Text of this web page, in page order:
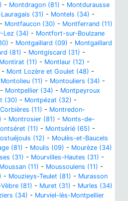
- Montdragon (81) - Montdurausse
(31) - Montels (34) -
- Montfaucon (30) - Montferrand (11)
Lez (34) - Montfort-sur-Boulzane
- Montgaillard (09) - Montgaillard
(81) - Montgiscard (31) -
Montirat (11) - Montlaur (12) -
- Mont Lozère et Goulet (48) -
Montolieu (11) - Montouliers (34) -
- Montpellier (34) - Montpeyroux
(30) - Montpézat (32) -
(11) - Montredon-
- Montrosier (81) - Monts-de-
(11) - Montsérié (65) -
(12) - Moulès-et-Baucels
(81) - Moulis (09) - Mourèze (34)
(31) - Mourvilles-Hautes (31) -
Moussan (11) - Moussoulens (11) -
- Mouzieys-Teulet (81) - Murasson
(81) - Muret (31) - Murles (34)
(34) - Murviel-lès-Montpellier